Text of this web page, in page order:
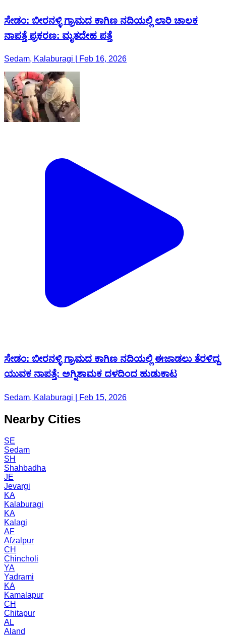
ಸೇಡಂ: ಬೀರನಳ್ಳಿ ಗ್ರಾಮದ ಕಾಗಿಣ ನದಿಯಲ್ಲಿ ಲಾರಿ ಚಾಲಕ
ನಾಪತ್ತೆ ಪ್ರಕರಣ: ಮೃತದೇಹ ಪತ್ತೆ
Sedam, Kalaburagi | Feb 16, 2026
ಸೇಡಂ: ಬೀರನಳ್ಳಿ ಗ್ರಾಮದ ಕಾಗಿಣ ನದಿಯಲ್ಲಿ ಈಜಾಡಲು ತೆರಳಿದ್ದ
ಯುವಕ ನಾಪತ್ತೆ: ಅಗ್ನಿಶಾಮಕ ದಳದಿಂದ ಹುಡುಕಾಟ
Sedam, Kalaburagi | Feb 15, 2026
Nearby Cities
SE
Sedam
SH
Shahbadha
JE
Jevargi
KA
Kalaburagi
KA
Kalagi
AF
Afzalpur
CH
Chincholi
YA
Yadrami
KA
Kamalapur
CH
Chitapur
AL
Aland